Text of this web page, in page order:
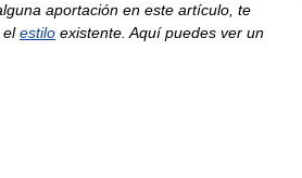
aportación en este artículo, te
elestilo existente. Aquí puedes ver un